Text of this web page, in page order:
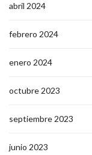
abril 2024
febrero 2024
enero 2024
octubre 2023
septiembre 2023
junio 2023